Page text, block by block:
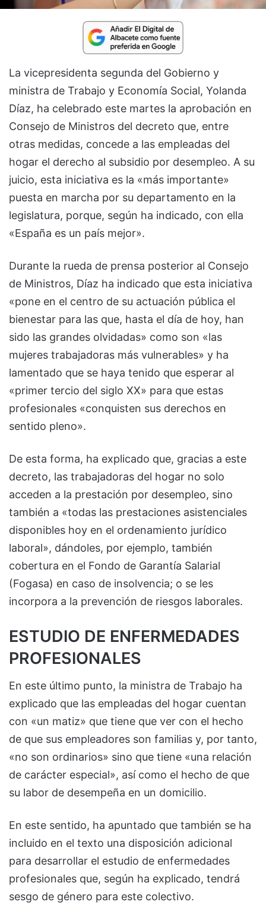
La vicepresidenta segunda del Gobierno y
ministra de Trabajo y Economía Social, Yolanda
Díaz, ha celebrado este martes la aprobación en
Consejo de Ministros del decreto que, entre
otras medidas, concede a las empleadas del
hogar el derecho al subsidio por desempleo. A su
juicio, esta iniciativa es la «más importante»
puesta en marcha por su departamento en la
legislatura, porque, según ha indicado, con ella
«España es un país mejor».
Durante la rueda de prensa posterior al Consejo
de Ministros, Díaz ha indicado que esta iniciativa
«pone en el centro de su actuación pública el
bienestar para las que, hasta el día de hoy, han
sido las grandes olvidadas» como son «las
mujeres trabajadoras más vulnerables» y ha
lamentado que se haya tenido que esperar al
«primer tercio del siglo XX» para que estas
profesionales «conquisten sus derechos en
sentido pleno».
De esta forma, ha explicado que, gracias a este
decreto, las trabajadoras del hogar no solo
acceden a la prestación por desempleo, sino
también a «todas las prestaciones asistenciales
disponibles hoy en el ordenamiento jurídico
laboral», dándoles, por ejemplo, también
cobertura en el Fondo de Garantía Salarial
(Fogasa) en caso de insolvencia; o se les
incorpora a la prevención de riesgos laborales.
ESTUDIO DE ENFERMEDADES
PROFESIONALES
En este último punto, la ministra de Trabajo ha
explicado que las empleadas del hogar cuentan
con «un matiz» que tiene que ver con el hecho
de que sus empleadores son familias y, por tanto,
«no son ordinarios» sino que tiene «una relación
de carácter especial», así como el hecho de que
su labor de desempeña en un domicilio.
En este sentido, ha apuntado que también se ha
incluido en el texto una disposición adicional
para desarrollar el estudio de enfermedades
profesionales que, según ha explicado, tendrá
sesgo de género para este colectivo.